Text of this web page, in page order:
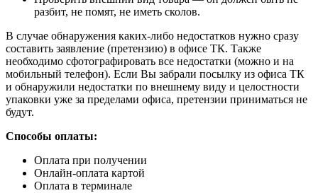
разбит, не помят, не иметь сколов.
В случае обнаружения каких-либо недостатков нужно сразу
составить заявление (претензию) в офисе ТК. Также
необходимо сфотографировать все недостатки (можно и на
мобильный телефон). Если Вы забрали посылку из офиса ТК
и обнаружили недостатки по внешнему виду и целостности
упаковки уже за пределами офиса, претензии приниматься не
будут.
Способы оплаты:
Оплата при получении
Онлайн-оплата картой
Оплата в терминале